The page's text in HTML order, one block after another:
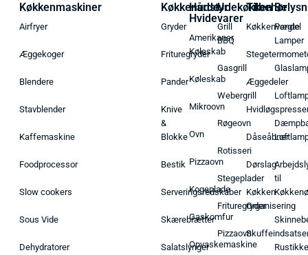
Køkkenmaskiner
Airfryer
Æggekoger
Blendere
Stavblender
Kaffemaskine
Foodprocessor
Slow cookers
Sous Vide
Dehydratorer
Køkkenudstyr
Gryder
Frituregryder
Pander
Knive
&
Blokke
Bestik
Serveringsredskaber
Skærebrætter
Salatslynger
Hårde
Hvidevarer
Amerikaner
Køleskab
Køleskab
Mikroovn
Ovn
Pizzaovn
Kogeplade
Gaskomfur
Opvaskemaskine
Udekøkken
Grill
BBQ
Gasgrill
Webergrill
Røgeovn
Rotisseri
Stegeplader
Frituregryder
Pizzaovn
Tilbehør
Køkkenvægte
Æggedeler
Dåseåbner
Dørslag
Køkken
Organisering
Pendel
Lamper
til
Rustikke